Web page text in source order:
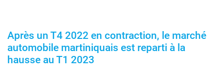
Après un T4 2022 en contraction, le marché
automobile martiniquais est reparti à la
hausse au T1 2023